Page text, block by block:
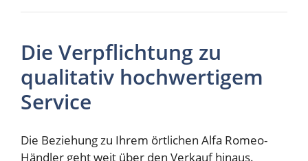
Die Verpflichtung zu
qualitativ hochwertigem
Service
Die Beziehung zu Ihrem örtlichen Alfa Romeo-
Händler geht weit über den Verkauf hinaus.